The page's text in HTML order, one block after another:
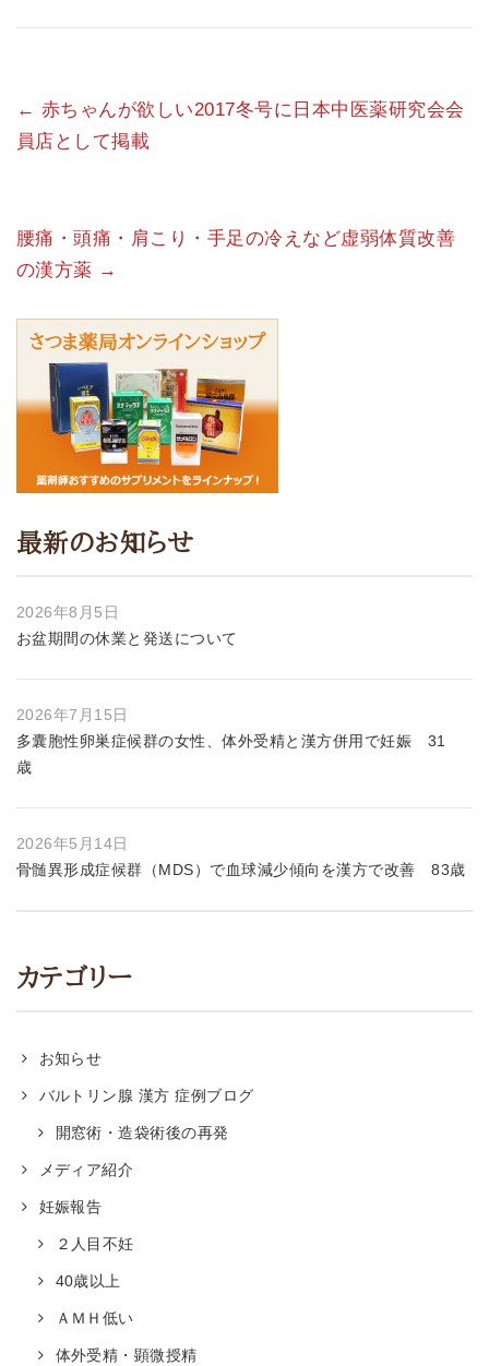
← 赤ちゃんが欲しい2017冬号に日本中医薬研究会会
員店として掲載
腰痛・頭痛・肩こり・手足の冷えなど虚弱体質改善
の漢方薬 →
最新のお知らせ
2026年8月5日
お盆期間の休業と発送について
2026年7月15日
多囊胞性卵巣症候群の女性、体外受精と漢方併用で妊娠 31
歳
2026年5月14日
骨髄異形成症候群（MDS）で血球減少傾向を漢方で改善 83歳
カテゴリー
お知らせ
バルトリン腺 漢方 症例ブログ
開窓術・造袋術後の再発
メディア紹介
妊娠報告
２人目不妊
40歳以上
ＡＭＨ低い
体外受精・顕微授精